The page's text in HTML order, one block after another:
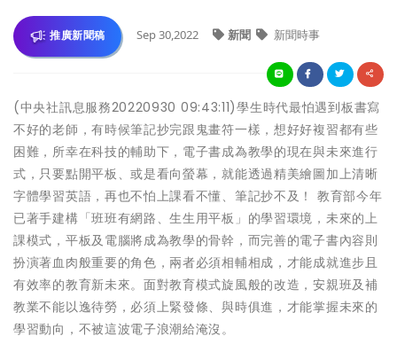
推廣新聞稿 Sep 30,2022 新聞 新聞時事
(中央社訊息服務20220930 09:43:11)學生時代最怕遇到板書寫
不好的老師，有時候筆記抄完跟鬼畫符一樣，想好好複習都有些
困難，所幸在科技的輔助下，電子書成為教學的現在與未來進行
式，只要點開平板、或是看向螢幕，就能透過精美繪圖加上清晰
字體學習英語，再也不怕上課看不懂、筆記抄不及！ 教育部今年
已著手建構「班班有網路、生生用平板」的學習環境，未來的上
課模式，平板及電腦將成為教學的骨幹，而完善的電子書內容則
扮演著血肉般重要的角色，兩者必須相輔相成，才能成就進步且
有效率的教育新未來。面對教育模式旋風般的改造，安親班及補
教業不能以逸待勞，必須上緊發條、與時俱進，才能掌握未來的
學習動向，不被這波電子浪潮給淹沒。